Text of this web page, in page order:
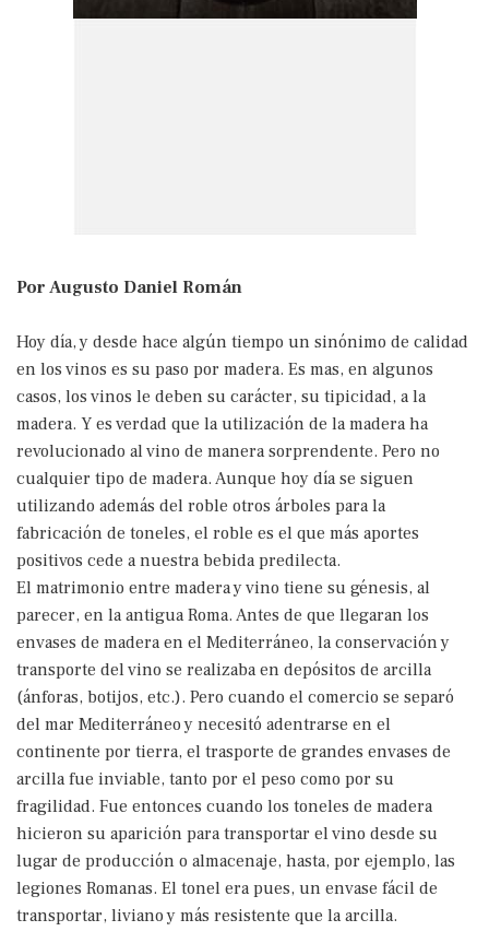
Por Augusto Daniel Román
Hoy día, y desde hace algún tiempo un sinónimo de calidad
en los vinos es su paso por madera. Es mas, en algunos
casos, los vinos le deben su carácter, su tipicidad, a la
madera. Y es verdad que la utilización de la madera ha
revolucionado al vino de manera sorprendente. Pero no
cualquier tipo de madera. Aunque hoy día se siguen
utilizando además del roble otros árboles para la
fabricación de toneles, el roble es el que más aportes
positivos cede a nuestra bebida predilecta.
El matrimonio entre madera y vino tiene su génesis, al
parecer, en la antigua Roma. Antes de que llegaran los
envases de madera en el Mediterráneo, la conservación y
transporte del vino se realizaba en depósitos de arcilla
(ánforas, botijos, etc.). Pero cuando el comercio se separó
del mar Mediterráneo y necesitó adentrarse en el
continente por tierra, el trasporte de grandes envases de
arcilla fue inviable, tanto por el peso como por su
fragilidad. Fue entonces cuando los toneles de madera
hicieron su aparición para transportar el vino desde su
lugar de producción o almacenaje, hasta, por ejemplo, las
legiones Romanas. El tonel era pues, un envase fácil de
transportar, liviano y más resistente que la arcilla.